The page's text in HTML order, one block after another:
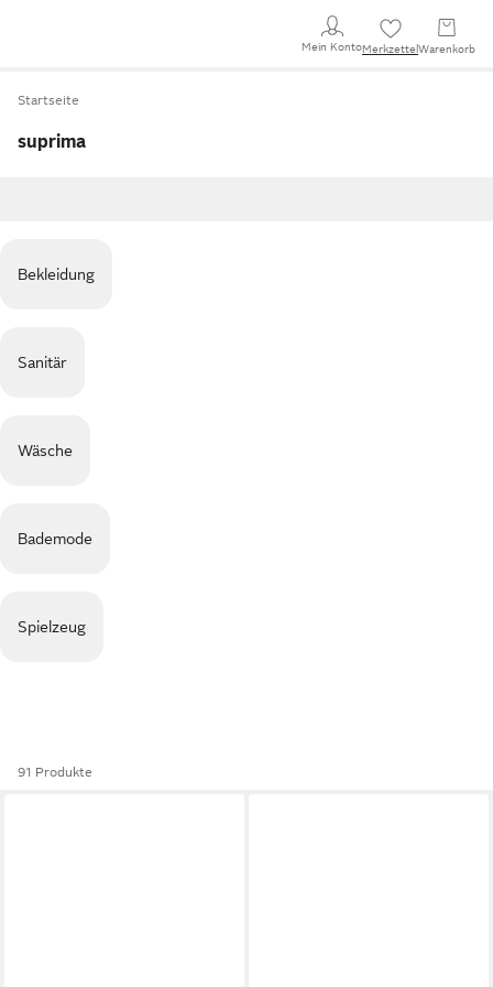
Mein KontoMerkzettel Warenkorb
Startseite
suprima
Bekleidung
Sanitär
Wäsche
Bademode
Spielzeug
91 Produkte